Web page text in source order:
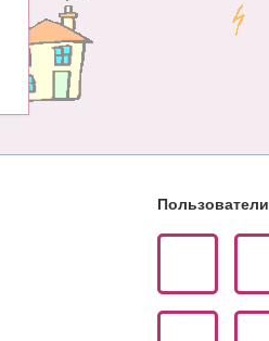
Пользователи